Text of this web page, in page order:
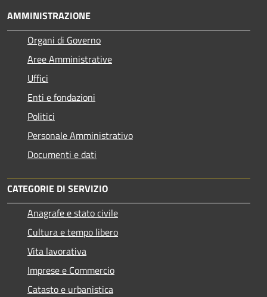
AMMINISTRAZIONE
Organi di Governo
Aree Amministrative
Uffici
Enti e fondazioni
Politici
Personale Amministrativo
Documenti e dati
CATEGORIE DI SERVIZIO
Anagrafe e stato civile
Cultura e tempo libero
Vita lavorativa
Imprese e Commercio
Catasto e urbanistica